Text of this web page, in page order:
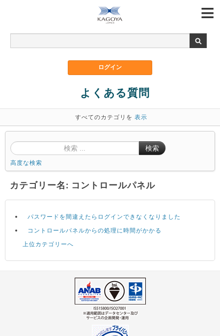
よくある質問
すべてのカテゴリを 表示
検索
高度な検索
カテゴリー名: コントロールパネル
パスワードを間違えたらログインできなくなりました
コントロールパネルからの処理に時間がかかる
上位カテゴリーへ